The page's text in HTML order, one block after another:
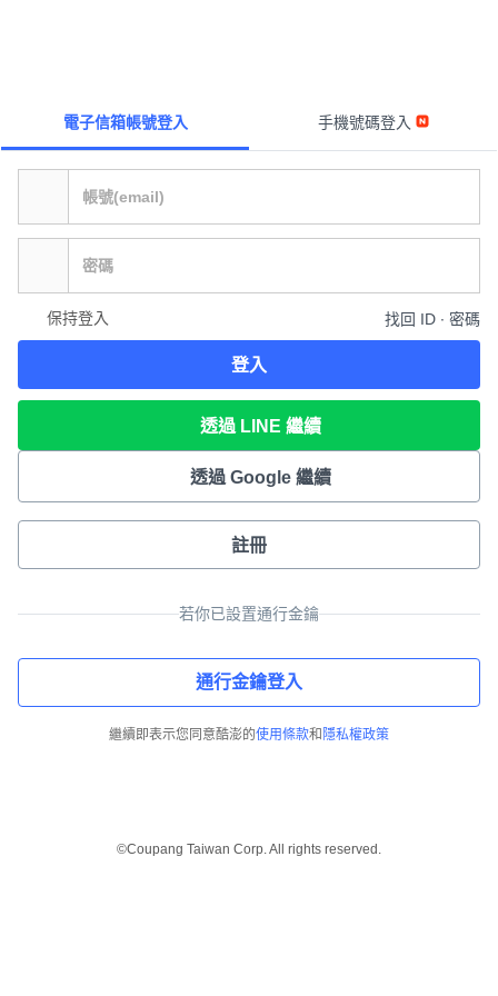
電子信箱帳號登入 手機號碼登入
保持登入 找回 ID ∙ 密碼
登入
透過 LINE 繼續
透過 Google 繼續
註冊
若你已設置通行金鑰
通行金鑰登入
繼續即表示您同意酷澎的使用條款和 隱私權政策
©Coupang Taiwan Corp. All rights reserved.